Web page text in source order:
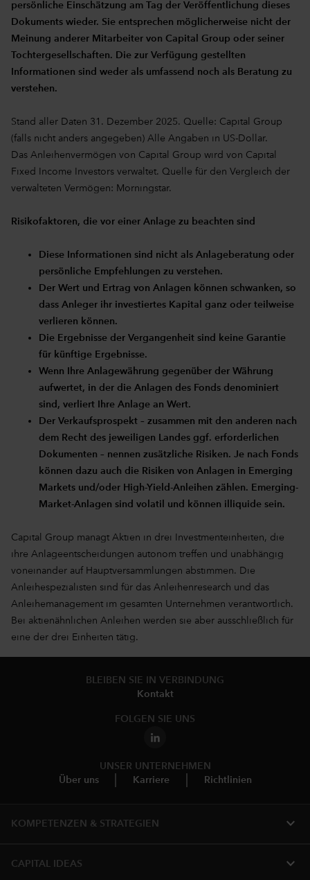
persönliche Einschätzung am Tag der Veröffentlichung dieses
Dokuments wieder. Sie entsprechen möglicherweise nicht der
Meinung anderer Mitarbeiter von Capital Group oder seiner
Tochtergesellschaften. Die zur Verfügung gestellten
Informationen sind weder als umfassend noch als Beratung zu
verstehen.
Stand aller Daten 31. Dezember 2025. Quelle: Capital Group
(falls nicht anders angegeben) Alle Angaben in US-Dollar.
Das Anleihenvermögen von Capital Group wird von Capital
Fixed Income Investors verwaltet. Quelle für den Vergleich der
verwalteten Vermögen: Morningstar.
Risikofaktoren, die vor einer Anlage zu beachten sind
Diese Informationen sind nicht als Anlageberatung oder
persönliche Empfehlungen zu verstehen.
Der Wert und Ertrag von Anlagen können schwanken, so
dass Anleger ihr investiertes Kapital ganz oder teilweise
verlieren können.
Die Ergebnisse der Vergangenheit sind keine Garantie
für künftige Ergebnisse.
Wenn Ihre Anlagewährung gegenüber der Währung
aufwertet, in der die Anlagen des Fonds denominiert
sind, verliert Ihre Anlage an Wert.
Der Verkaufsprospekt – zusammen mit den anderen nach
dem Recht des jeweiligen Landes ggf. erforderlichen
Dokumenten – nennen zusätzliche Risiken. Je nach Fonds
können dazu auch die Risiken von Anlagen in Emerging
Markets und/oder High-Yield-Anleihen zählen. Emerging-
Market-Anlagen sind volatil und können illiquide sein.
Capital Group managt Aktien in drei Investmenteinheiten, die
ihre Anlageentscheidungen autonom treffen und unabhängig
voneinander auf Hauptversammlungen abstimmen. Die
Anleihespezialisten sind für das Anleihenresearch und das
Anleihemanagement im gesamten Unternehmen verantwortlich.
Bei aktienähnlichen Anleihen werden sie aber ausschließlich für
eine der drei Einheiten tätig.
BLEIBEN SIE IN VERBINDUNG
Kontakt
FOLGEN SIE UNS
UNSER UNTERNEHMEN
Über uns
Karriere Richtlinien
KOMPETENZEN & STRATEGIEN expand_more
CAPITAL IDEAS expand_more